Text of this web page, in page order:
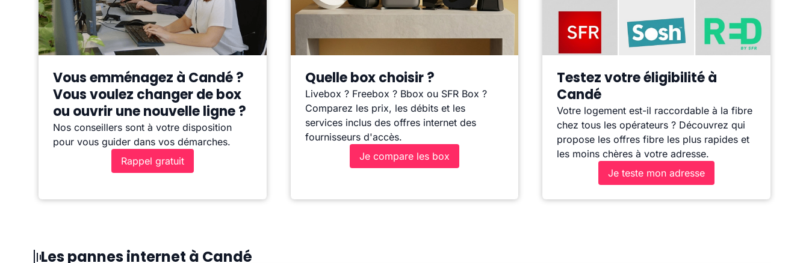
Vous emménagez à Candé ?
Vous voulez changer de box
ou ouvrir une nouvelle ligne ?
Nos conseillers sont à votre disposition
pour vous guider dans vos démarches.
Rappel gratuit
Quelle box choisir ?
Livebox ? Freebox ? Bbox ou SFR Box ?
Comparez les prix, les débits et les
services inclus des offres internet des
fournisseurs d'accès.
Je compare les box
Testez votre éligibilité à
Candé
Votre logement est-il raccordable à la fibre
chez tous les opérateurs ? Découvrez qui
propose les offres fibre les plus rapides et
les moins chères à votre adresse.
Je teste mon adresse
Les pannes internet à Candé